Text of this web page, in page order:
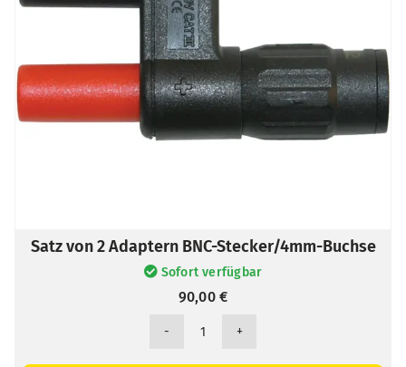
Satz von 2 Adaptern BNC-Stecker/4mm-Buchse
Sofort verfügbar
90,00€
Satz